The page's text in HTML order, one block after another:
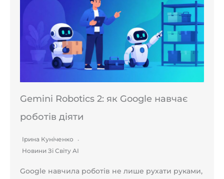
Gemini Robotics 2: як Google навчає
роботів діяти
Ірина Куніченко
Новини Зі Світу AI
Google навчила роботів не лише рухати руками,